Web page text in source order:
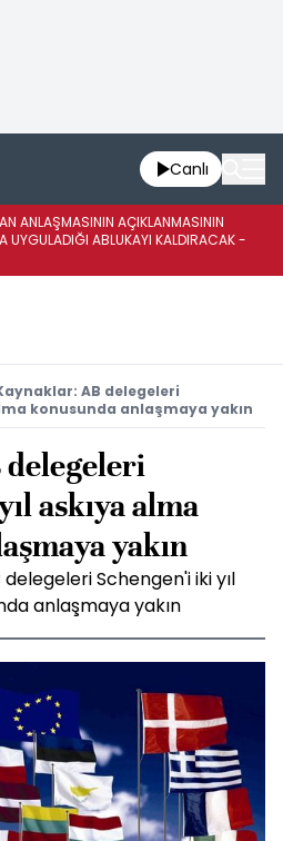
Canlı
ANLAŞMASININ AÇIKLANMASININ
UYGULADIĞI ABLUKAYI KALDIRACAK -
AB delegeleri
konusunda anlaşmaya yakın
delegeleri
askıya alma
yakın
Schengen'i iki yıl
anlaşmaya yakın